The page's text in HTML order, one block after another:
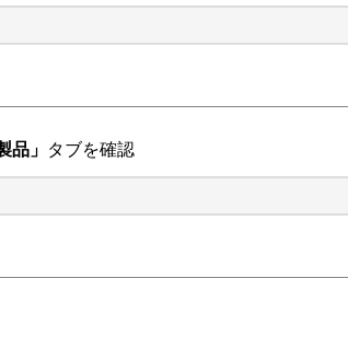
品」 タブを確認